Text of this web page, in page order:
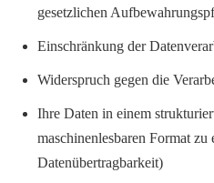
gesetzlichen
Einschränkung der
Widerspruch gegen die
Ihre Daten in einem
maschinenlesbaren Format zu
Datenübertragbarkeit)